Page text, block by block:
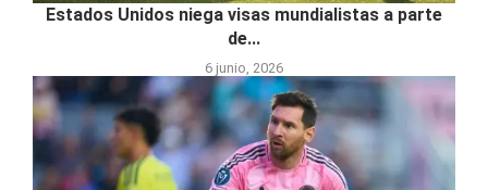
Estados Unidos niega visas mundialistas a parte
de...
6 junio, 2026